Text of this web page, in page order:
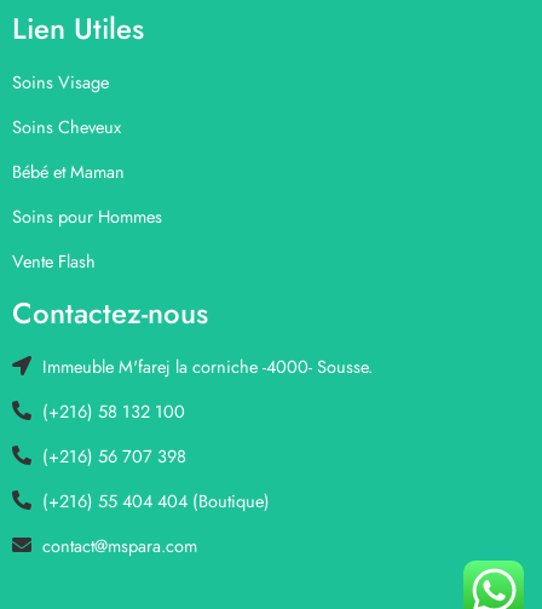
Lien Utiles
Soins Visage
Soins Cheveux
Bébé et Maman
Soins pour Hommes
Vente Flash
Contactez-nous
Immeuble M'farej la corniche -4000- Sousse.
(+216) 58 132 100
(+216) 56 707 398
(+216) 55 404 404 (Boutique)
contact@mspara.com